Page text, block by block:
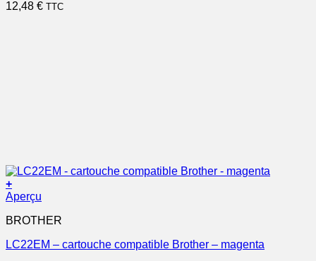
12,48 € TTC
+
Aperçu
BROTHER
LC22EM – cartouche compatible Brother – magenta